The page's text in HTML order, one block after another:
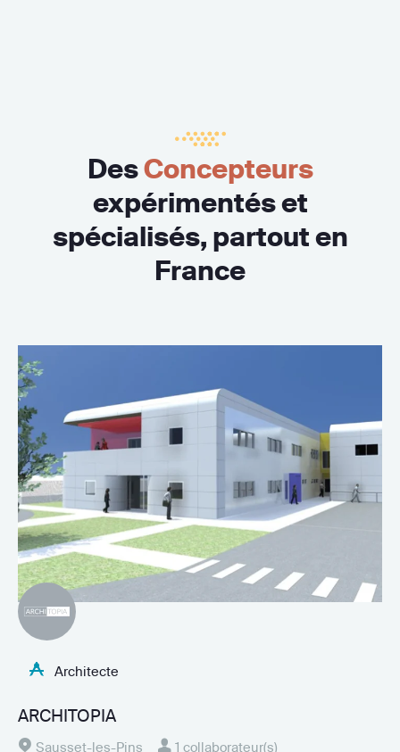
DesConcepteurs
expérimentés et
spécialisés, partout en
France
Architecte
ARCHITOPIA
Sausset-les-Pins 1 collaborateur(s)